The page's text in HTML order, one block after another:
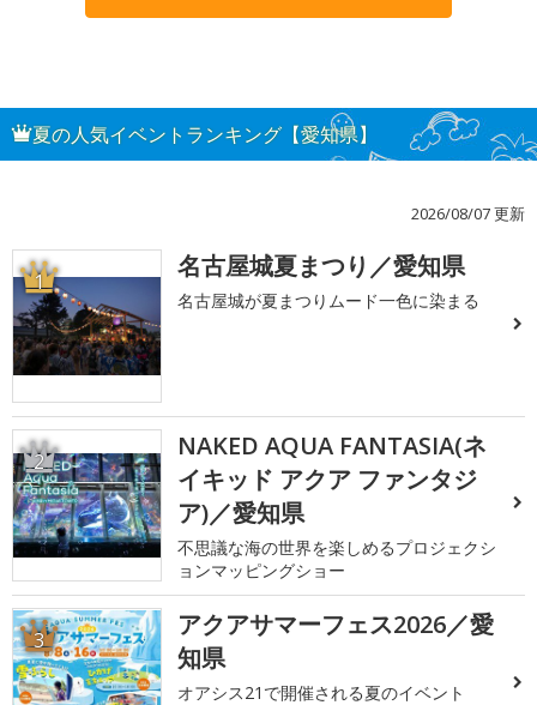
夏の人気イベントランキング【愛知県】
2026/08/07 更新
1 名古屋城夏まつり／愛知県
名古屋城が夏まつりムード一色に染まる
2
NAKED AQUA FANTASIA(ネ
イキッド アクア ファンタジ
ア)／愛知県
不思議な海の世界を楽しめるプロジェクシ
ョンマッピングショー
3
アクアサマーフェス2026／愛
知県
オアシス21で開催される夏のイベント